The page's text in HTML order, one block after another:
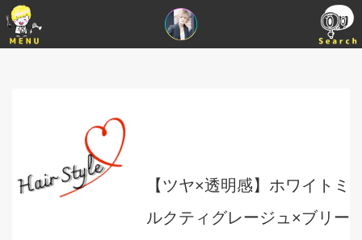
【ツヤ×透明感】ホワイトミ
ルクティグレージュ×ブリー